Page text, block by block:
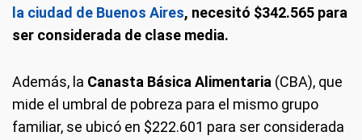
la ciudad de Buenos Aires, necesitó $342.565 para
ser considerada de clase media.
Además, la Canasta Básica Alimentaria (CBA), que
mide el umbral de pobreza para el mismo grupo
familiar, se ubicó en $222.601 para ser considerada